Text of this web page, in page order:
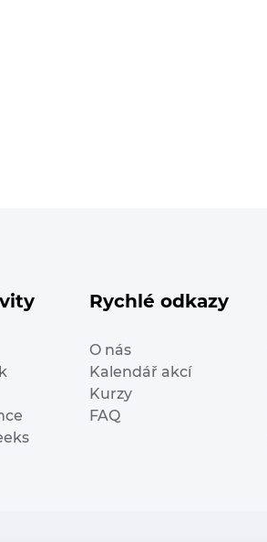
Rychlé odkazy
O nás
Kalendář akcí
Kurzy
FAQ